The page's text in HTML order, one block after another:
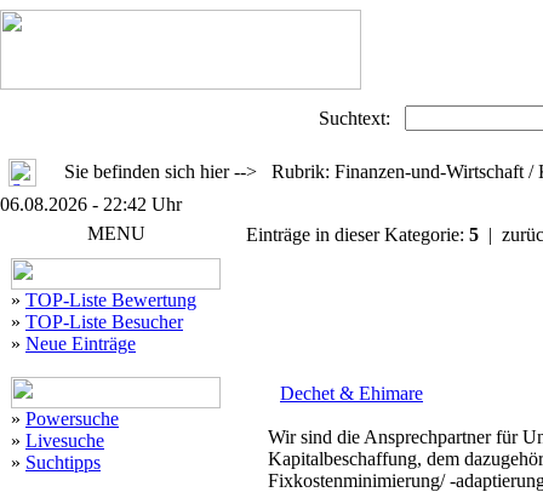
Suchtext:
Sie befinden sich hier --> Rubrik: Finanzen-und-Wirtschaft /
06.08.2026 - 22:42 Uhr
MENU
» TOP-Liste Bewertung
» TOP-Liste Besucher
» Neue Einträge
» Powersuche
» Livesuche
» Suchtipps
Einträge in dieser Kategorie: 5 |
Dechet & Ehimare
Wir sind die Ansprechpartner für
Kapitalbeschaffung, dem
Fixkostenminimierung/ -